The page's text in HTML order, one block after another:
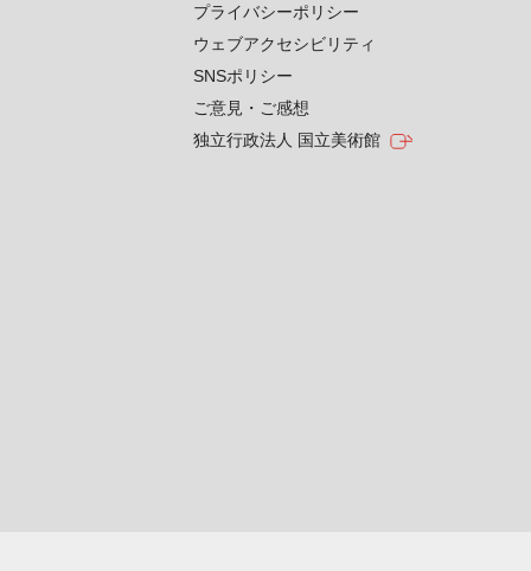
プライバシーポリシー
ウェブアクセシビリティ
SNSポリシー
ご意見・ご感想
独立行政法人 国立美術館